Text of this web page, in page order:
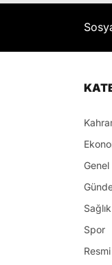
Genel
Sağlık
Spor